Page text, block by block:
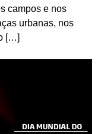
campos e nos
urbanas, nos
[…]